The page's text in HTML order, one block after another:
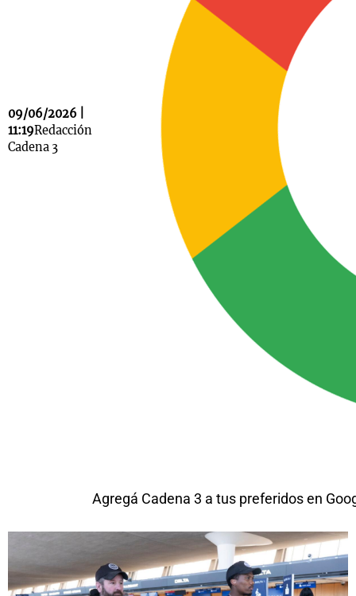
09/06/2026 |
11:19Redacción
Cadena 3
Agregá Cadena 3 a tus preferidos en